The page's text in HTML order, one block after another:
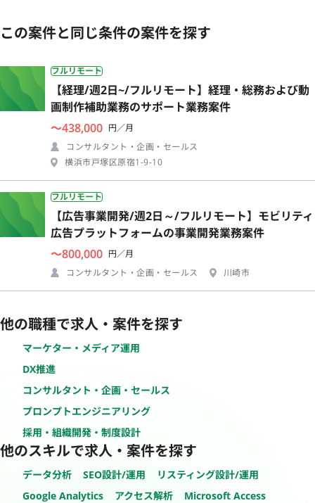
この案件と同じ条件の案件を探す
フルリモート
【経理/週2日~/フルリモート】経理・総務および動
画制作補助業務のサポート業務案件
〜438,000 円／月
コンサルタント・企画・セールス
横浜市戸塚区原宿1-9-10
フルリモート
【広告事業開発/週2日～/フルリモート】モビリティ
広告プラットフォームの事業開発業務案件
〜800,000 円／月
コンサルタント・企画・セールス
川崎市
他の職種で求人・案件を探す
マーケター・メディア運用
DX推進
コンサルタント・企画・セールス
プロンプトエンジニアリング
採用・組織開発・制度設計
他のスキルで求人・案件を探す
データ分析 SEO設計/運用
リスティング設計/運用
Google Analytics
アクセス解析 Microsoft Access